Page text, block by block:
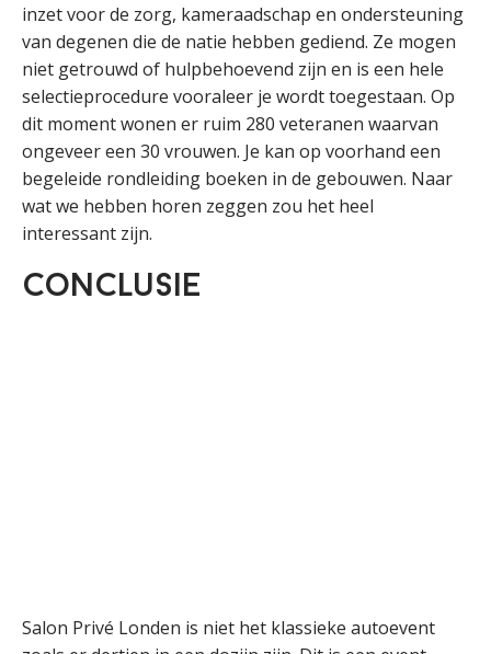
inzet voor de zorg, kameraadschap en ondersteuning
van degenen die de natie hebben gediend. Ze mogen
niet getrouwd of hulpbehoevend zijn en is een hele
selectieprocedure vooraleer je wordt toegestaan. Op
dit moment wonen er ruim 280 veteranen waarvan
ongeveer een 30 vrouwen. Je kan op voorhand een
begeleide rondleiding boeken in de gebouwen. Naar
wat we hebben horen zeggen zou het heel
interessant zijn.
Conclusie
Salon Privé Londen is niet het klassieke autoevent